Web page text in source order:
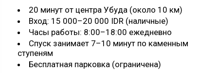
20 минут от центра Убуда (около 10 км)
Вход: 15 000–20 000 IDR (наличные)
Часы работы: 8:00–18:00 ежедневно
Спуск занимает 7–10 минут по каменным
ступеням
Бесплатная парковка (ограничена)